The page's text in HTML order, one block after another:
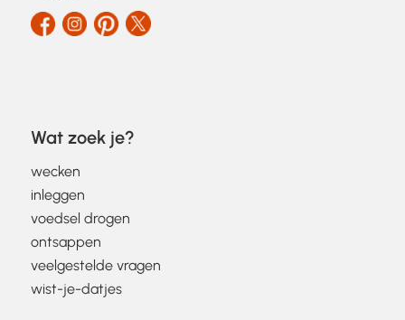
Wat zoek je?
wecken
inleggen
voedsel drogen
ontsappen
veelgestelde vragen
wist-je-datjes